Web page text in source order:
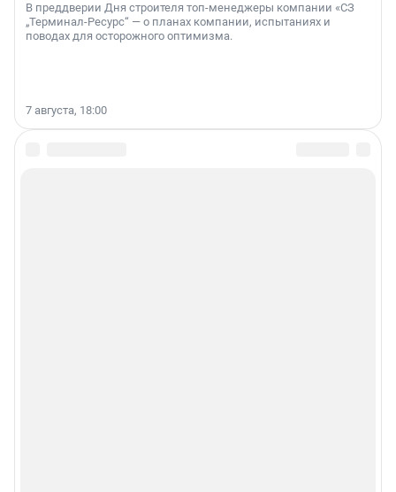
В преддверии Дня строителя топ-менеджеры компании «СЗ
„Терминал-Ресурс“ — о планах компании, испытаниях и
поводах для осторожного оптимизма.
7 августа, 18:00